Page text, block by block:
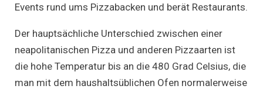
Events rund ums Pizzabacken und berät Restaurants.
Der hauptsächliche Unterschied zwischen einer
neapolitanischen Pizza und anderen Pizzaarten ist
die hohe Temperatur bis an die 480 Grad Celsius, die
man mit dem haushaltsüblichen Ofen normalerweise